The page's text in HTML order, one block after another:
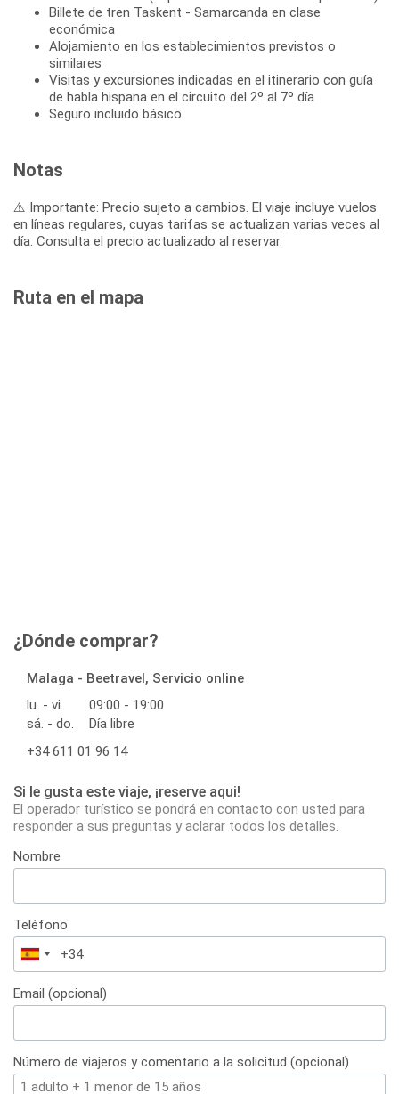
Billete de tren Taskent - Samarcanda en clase
económica
Alojamiento en los establecimientos previstos o
similares
Visitas y excursiones indicadas en el itinerario con guía
de habla hispana en el circuito del 2º al 7º día
Seguro incluido básico
Notas
⚠️ Importante: Precio sujeto a cambios. El viaje incluye vuelos
en líneas regulares, cuyas tarifas se actualizan varias veces al
día. Consulta el precio actualizado al reservar.
Ruta en el mapa
¿Dónde comprar?
Malaga - Beetravel, Servicio online
lu. - vi.
09:00 - 19:00
sá. - do.
Día libre
+34 611 01 96 14
Si le gusta este viaje, ¡reserve aqui!
El operador turístico se pondrá en contacto con usted para
responder a sus preguntas y aclarar todos los detalles.
Nombre
Teléfono
España
+34
Email (opcional)
Número de viajeros y comentario a la solicitud (opcional)